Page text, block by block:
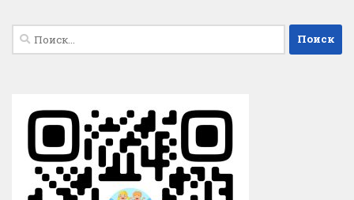
Найти: